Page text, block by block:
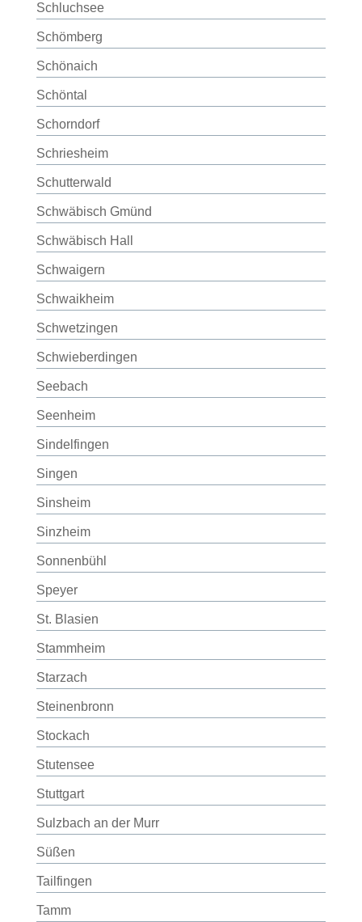
Schluchsee
Schömberg
Schönaich
Schöntal
Schorndorf
Schriesheim
Schutterwald
Schwäbisch Gmünd
Schwäbisch Hall
Schwaigern
Schwaikheim
Schwetzingen
Schwieberdingen
Seebach
Seenheim
Sindelfingen
Singen
Sinsheim
Sinzheim
Sonnenbühl
Speyer
St. Blasien
Stammheim
Starzach
Steinenbronn
Stockach
Stutensee
Stuttgart
Sulzbach an der Murr
Süßen
Tailfingen
Tamm